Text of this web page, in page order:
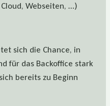
Webseiten, …)
sich die Chance, in
für das Backoffice stark
bereits zu Beginn